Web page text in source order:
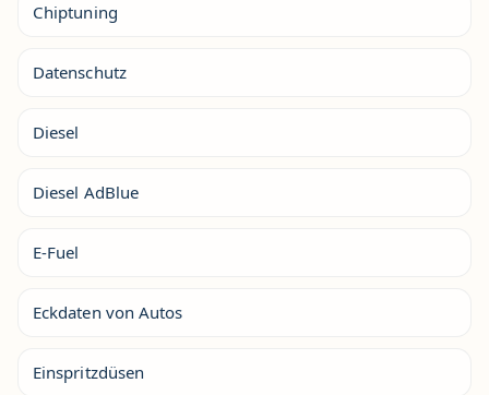
Chiptuning
Datenschutz
Diesel
Diesel AdBlue
E-Fuel
Eckdaten von Autos
Einspritzdüsen